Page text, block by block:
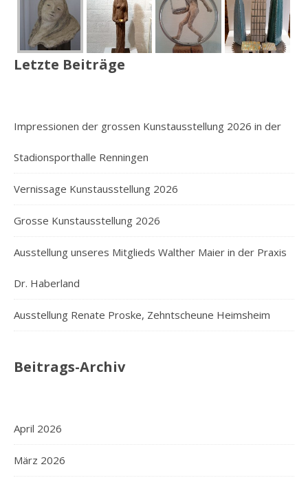
Letzte Beiträge
Impressionen der grossen Kunstausstellung 2026 in der
Stadionsporthalle Renningen
Vernissage Kunstausstellung 2026
Grosse Kunstausstellung 2026
Ausstellung unseres Mitglieds Walther Maier in der Praxis
Dr. Haberland
Ausstellung Renate Proske, Zehntscheune Heimsheim
Beitrags-Archiv
April 2026
März 2026